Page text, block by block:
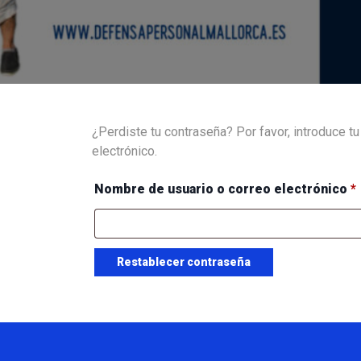
¿Perdiste tu contraseña? Por favor, introduce
electrónico.
Nombre de usuario o correo electrónico *
Restablecer contraseña